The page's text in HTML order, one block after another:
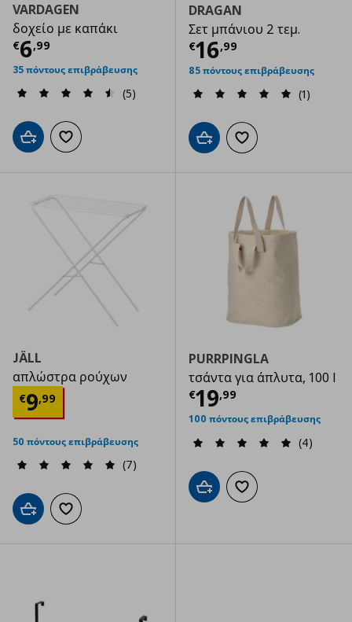
VARDAGEN
δοχείο με καπάκι
€6,99
Τρέχουσα τιμή € 6,99
35 πόντους επιβράβευσης
(5)
Προσθήκη στο καλάθι
Προσθήκη στα αγαπημένα
DRAGAN
Σετ μπάνιου 2 τεμ.
€16,99
Τρέχουσα
85 πόντους επιβράβευσης
(1)
Προσθήκη στο καλάθι
Προσθήκη στα
JÄLL
απλώστρα ρούχων
€9,99
Τρέχουσα τιμή € 9,99
50 πόντους επιβράβευσης
(7)
Προσθήκη στο καλάθι
Προσθήκη στα αγαπημένα
PURRPINGLA
τσάντα για άπλυτα, 100 l
€19,99
Τρέχουσα
100 πόντους επιβράβευσης
(4)
Προσθήκη στο καλάθι
Προσθήκη στα